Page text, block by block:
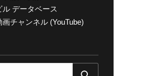
データベース
チャンネル (YouTube)